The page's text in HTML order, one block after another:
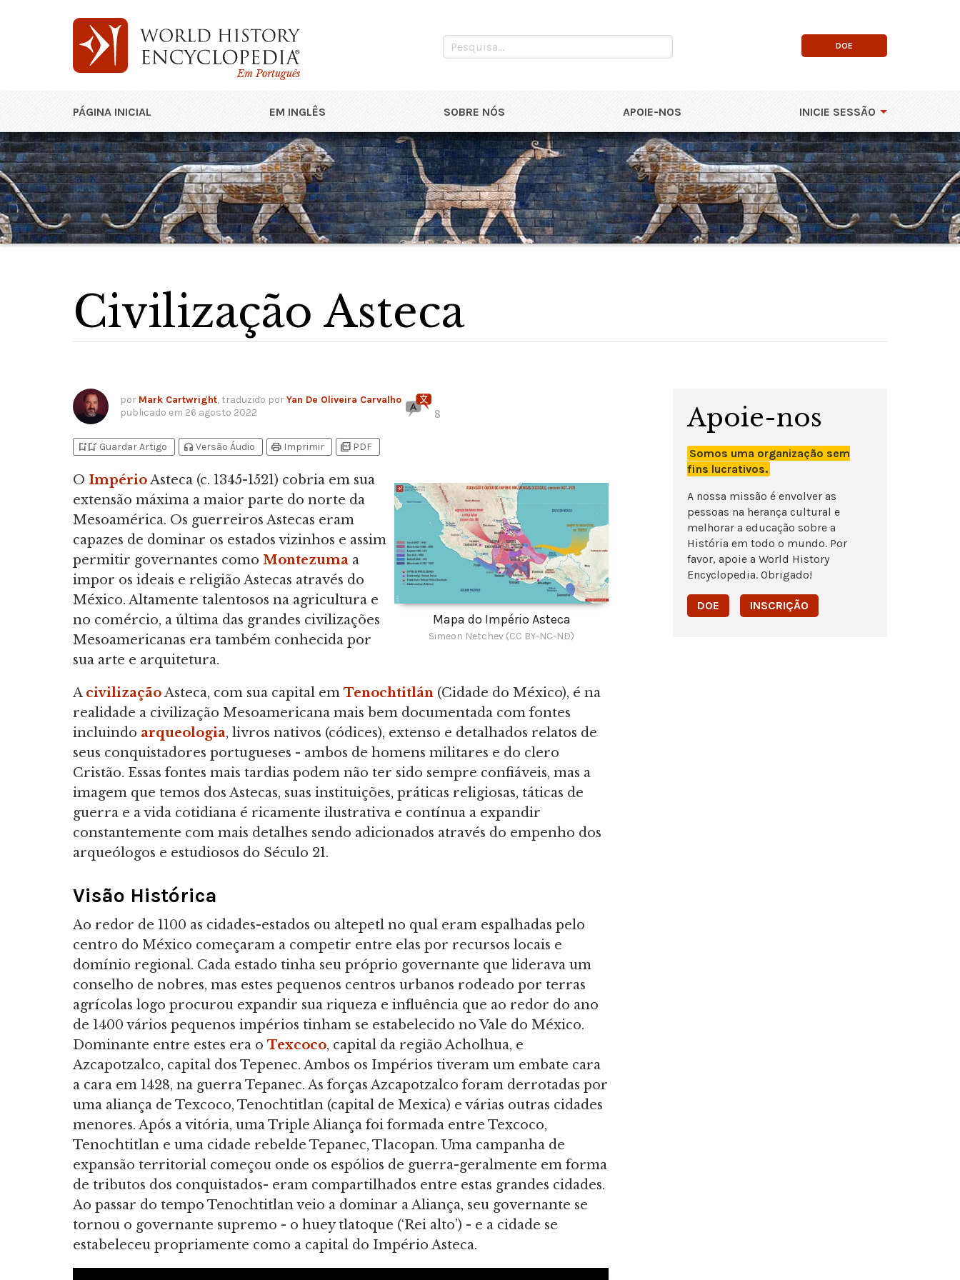
Em Português
DOE
PÁGINA INICIAL EM INGLÊS SOBRE NÓS APOIE-NOS INICIE SESSÃO
Civilização Asteca
por Mark Cartwright, traduzido porYan De Oliveira Carvalho
publicado em 26 agosto 2022 8
bookmark_addbookmark_added Guardar Artigo headphones Versão Áudio print Imprimir picture_as_pdf PDF
Mapa do Império Asteca
Simeon Netchev (CC BY-NC-ND)
O ImpérioAsteca (c. 1345-1521) cobria em sua
extensão máxima a maior parte do norte da
Mesoamérica. Os guerreiros Astecas eram
capazes de dominar os estados vizinhos e assim
permitir governantes como Montezuma a
impor os ideais e religião Astecas através do
México. Altamente talentosos na agricultura e
no comércio, a última das grandes civilizações
Mesoamericanas era também conhecida por
sua arte e arquitetura.
AcivilizaçãoAsteca, com sua capital em Tenochtitlán (Cidade do México), é na
realidade a civilização Mesoamericana mais bem documentada com fontes
incluindo arqueologia, livros nativos (códices), extenso e detalhados relatos de
seus conquistadores portugueses - ambos de homens militares e do clero
Cristão. Essas fontes mais tardias podem não ter sido sempre confiáveis, mas a
imagem que temos dos Astecas, suas instituições, práticas religiosas, táticas de
guerra e a vida cotidiana é ricamente ilustrativa e contínua a expandir
constantemente com mais detalhes sendo adicionados através do empenho dos
arqueólogos e estudiosos do Século 21.
Visão Histórica
Ao redor de 1100 as cidades-estados ou altepetl no qual eram espalhadas pelo
centro do México começaram a competir entre elas por recursos locais e
domínio regional. Cada estado tinha seu próprio governante que liderava um
conselho de nobres, mas estes pequenos centros urbanos rodeado por terras
agrícolas logo procurou expandir sua riqueza e influência que ao redor do ano
de 1400 vários pequenos impérios tinham se estabelecido no Vale do México.
Dominante entre estes era o Texcoco, capital da região Acholhua, e
Azcapotzalco, capital dos Tepenec. Ambos os Impérios tiveram um embate cara
a cara em 1428, na guerra Tepanec. As forças Azcapotzalco foram derrotadas por
uma aliança de Texcoco, Tenochtitlan (capital de Mexica) e várias outras cidades
menores. Após a vitória, uma Triple Aliança foi formada entre Texcoco,
Tenochtitlan e uma cidade rebelde Tepanec, Tlacopan. Uma campanha de
expansão territorial começou onde os espólios de guerra-geralmente em forma
de tributos dos conquistados- eram compartilhados entre estas grandes cidades.
Ao passar do tempo Tenochtitlan veio a dominar a Aliança, seu governante se
tornou o governante supremo - o huey tlatoque (‘Rei alto’) - e a cidade se
estabeleceu propriamente como a capital do Império Asteca.
Apoie-nos
Somos uma organização sem
fins lucrativos.
A nossa missão é envolver as
pessoas na herança cultural e
melhorar a educação sobre a
História em todo o mundo. Por
favor, apoie a World History
Encyclopedia. Obrigado!
DOE INSCRIÇÃO